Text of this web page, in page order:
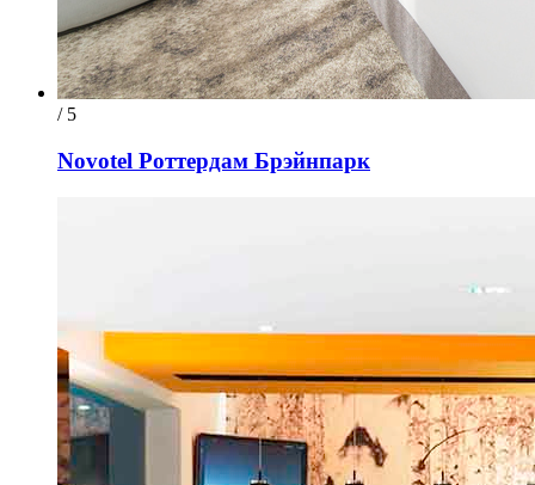
/ 5
Novotel Роттердам Брэйнпарк